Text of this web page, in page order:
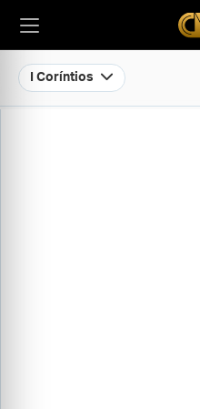
I Coríntios